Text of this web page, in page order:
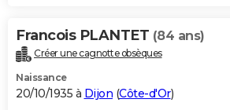
Francois PLANTET (84 ans)
Créer une cagnotte obsèques
Naissance
20/10/1935 à Dijon (Côte-d'Or)